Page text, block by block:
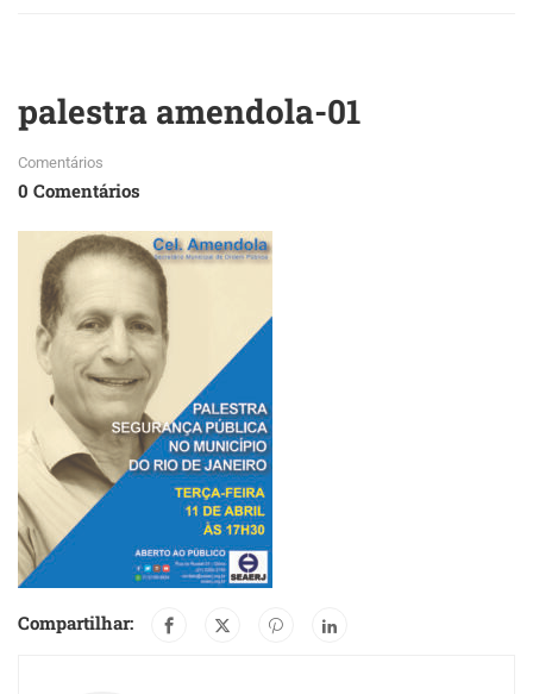
palestra amendola-01
Comentários
0 Comentários
Compartilhar: